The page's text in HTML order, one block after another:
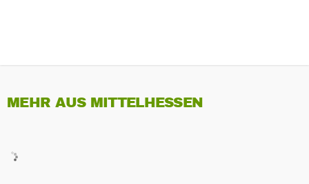
MEHR AUS MITTELHESSEN